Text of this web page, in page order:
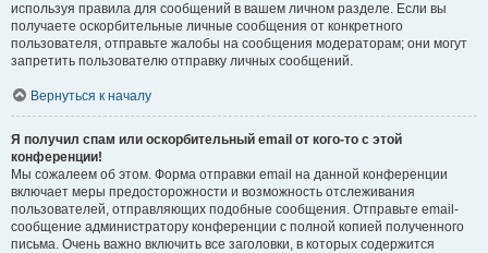
используя правила для сообщений в вашем личном разделе. Если вы
получаете оскорбительные личные сообщения от конкретного
пользователя, отправьте жалобы на сообщения модераторам; они могут
запретить пользователю отправку личных сообщений.
Вернуться к началу
Я получил спам или оскорбительный email от кого-то с этой
конференции!
Мы сожалеем об этом. Форма отправки email на данной конференции
включает меры предосторожности и возможность отслеживания
пользователей, отправляющих подобные сообщения. Отправьте email-
сообщение администратору конференции с полной копией полученного
письма. Очень важно включить все заголовки, в которых содержится